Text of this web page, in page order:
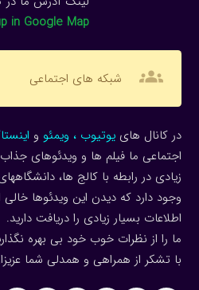
in Google Map
groups شبکه های اجتماعی
در کانال هاییوتیوب ، ویمئو و
اجتماعی ما فیلم ها و ویدئوهای
زیادی در رابطه با کالج ها،
وجود دارد که دیدن این ویدئوها
اطلاعات بسیار زیادی را دریافت دارید.
ما را از نظرات خوب خود بی بهره
با تشکر از همراهی و همدلی شما